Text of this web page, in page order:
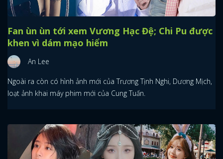
Fan ùn ùn tới xem Vương Hạc Đệ; Chi Pu được
khen vì dám mạo hiểm
An Lee
Ngoài ra còn có hình ảnh mới của Trương Tịnh Nghi, Dương Mịch,
loạt ảnh khai máy phim mới của Cung Tuấn.